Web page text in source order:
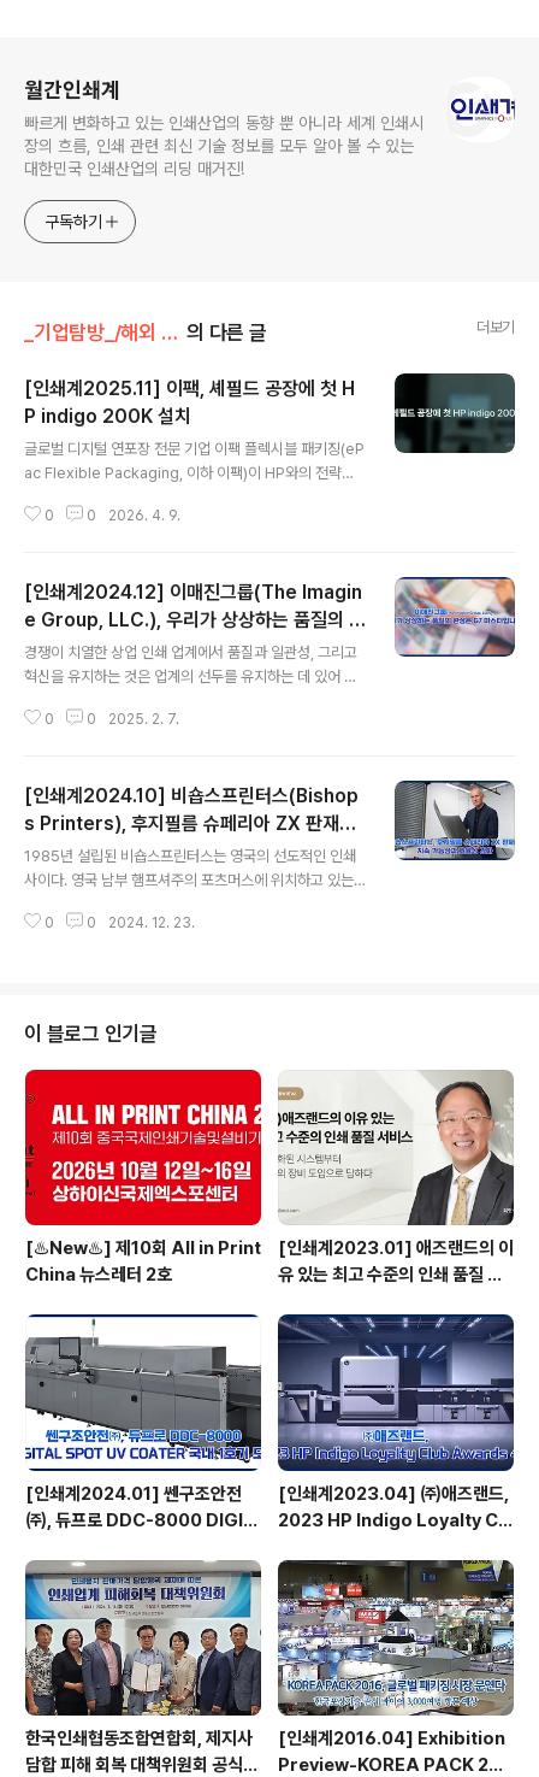
월간인쇄계
빠르게 변화하고 있는 인쇄산업의 동향 뿐 아니라 세계 인쇄시
장의 흐름, 인쇄 관련 최신 기술 정보를 모두 알아 볼 수 있는
대한민국 인쇄산업의 리딩 매거진!
구독하기
_기업탐방_/해외 장비 도입 사례 의 다른 글 더보기
[인쇄계2025.11] 이팩, 셰필드 공장에 첫 H
P indigo 200K 설치
글로벌 디지털 연포장 전문 기업 이팩 플렉시블 패키징(eP
ac Flexible Packaging, 이하 이팩)이 HP와의 전략적
igo 200K 디지털 프레스를 설치했다고 발표했다. 이는 유
럽 확장 계획의 일환이다. 이번 설치는 미국 내 이팩 생산
네트워크에서 이미 성공적으로 운영 중인 6대의 HP indig
o 200K 장비 경험을 바탕으로, 이팩과 HP 간의 장기적인
전략적 협업을 공고히 하는 중대한 이정표로 평가되고 있
더로 성장2016년 미국에서 HP in..
0 0 2026. 4. 9.
[인쇄계2024.12] 이매진그룹(The Imagin
e Group, LLC.), 우리가 상상하는 품질의 완
성은 G7 마스터입니다.
경쟁이 치열한 상업 인쇄 업계에서 품질과 일관성, 그리고
혁신을 유지하는 것은 업계의 선두를 유지하는 데 있어 핵
뮤니케이션 기업인 이매진그룹은 최근 기업 역량을 업그레
스터 자격을 취득하는 것이었다. 이를 통해 이 기업은 고객
들이 기대하는 품질에 있어 일관된 우수성을 보장할 수 있
는 기반을 마련하게 되었으며, 업계의 선두 기업으로 그 리
더십을 유지해 나가고 있다. 이매진그룹, 가능성으로 무장
된 엔지니어 그룹이매진그룹은 미네소타 주 샤코피에 본사
를 두고 있는 북미의 저명한 대형 상업 인쇄사이다. 시카고
0 0 2025. 2. 7.
[인쇄계2024.10] 비숍스프린터스(Bishop
s Printers), 후지필름 슈페리아 ZX 판재로
지속 가능성과 효율성 강화
1985년 설립된 비숍스프린터스는 영국의 선도적인 인쇄
사이다. 영국 남부 햄프셔주의 포츠머스에 위치하고 있는
명의 직원들이 8만제곱피트 규모의 인쇄사에서 근무하며,
을 제작, 공급하고 있으며, 매달 2,000여 개 이상의 작업
을 처리하고 있다.비숍스(Bishops)라는 이름은 헤일링 아
일랜드에서 예술, 공예 및 복사 가게를 운영했던 원래 사업
주의 이름인 콜린 비숍(Colin Bishop)의 이름에서 따왔
다. 그의 가게는 ‘비숍스 프롬프트 프린터스(Bishops Pro
mpt Pri..
0 0 2024. 12. 23.
이 블로그 인기글
[♨️New♨️] 제10회 All in Print
China 뉴스레터 2호
[인쇄계2023.01] 애즈랜드의 이
유 있는 최고 수준의 인쇄 품질 서
장비 도입으로 답하다 - ㈜애즈랜
드 최현수 대표이사
[인쇄계2024.01] 쎈구조안전
㈜, 듀프로 DDC-8000 DIGIT
1호기 도입
[인쇄계2023.04] ㈜애즈랜드,
2023 HP Indigo Loyalty Clu
한국인쇄협동조합연합회, 제지사
담합 피해 회복 대책위원회 공식
[인쇄계2016.04] Exhibition
Preview-KOREA PACK 201